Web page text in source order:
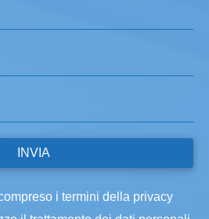
i termini della privacy